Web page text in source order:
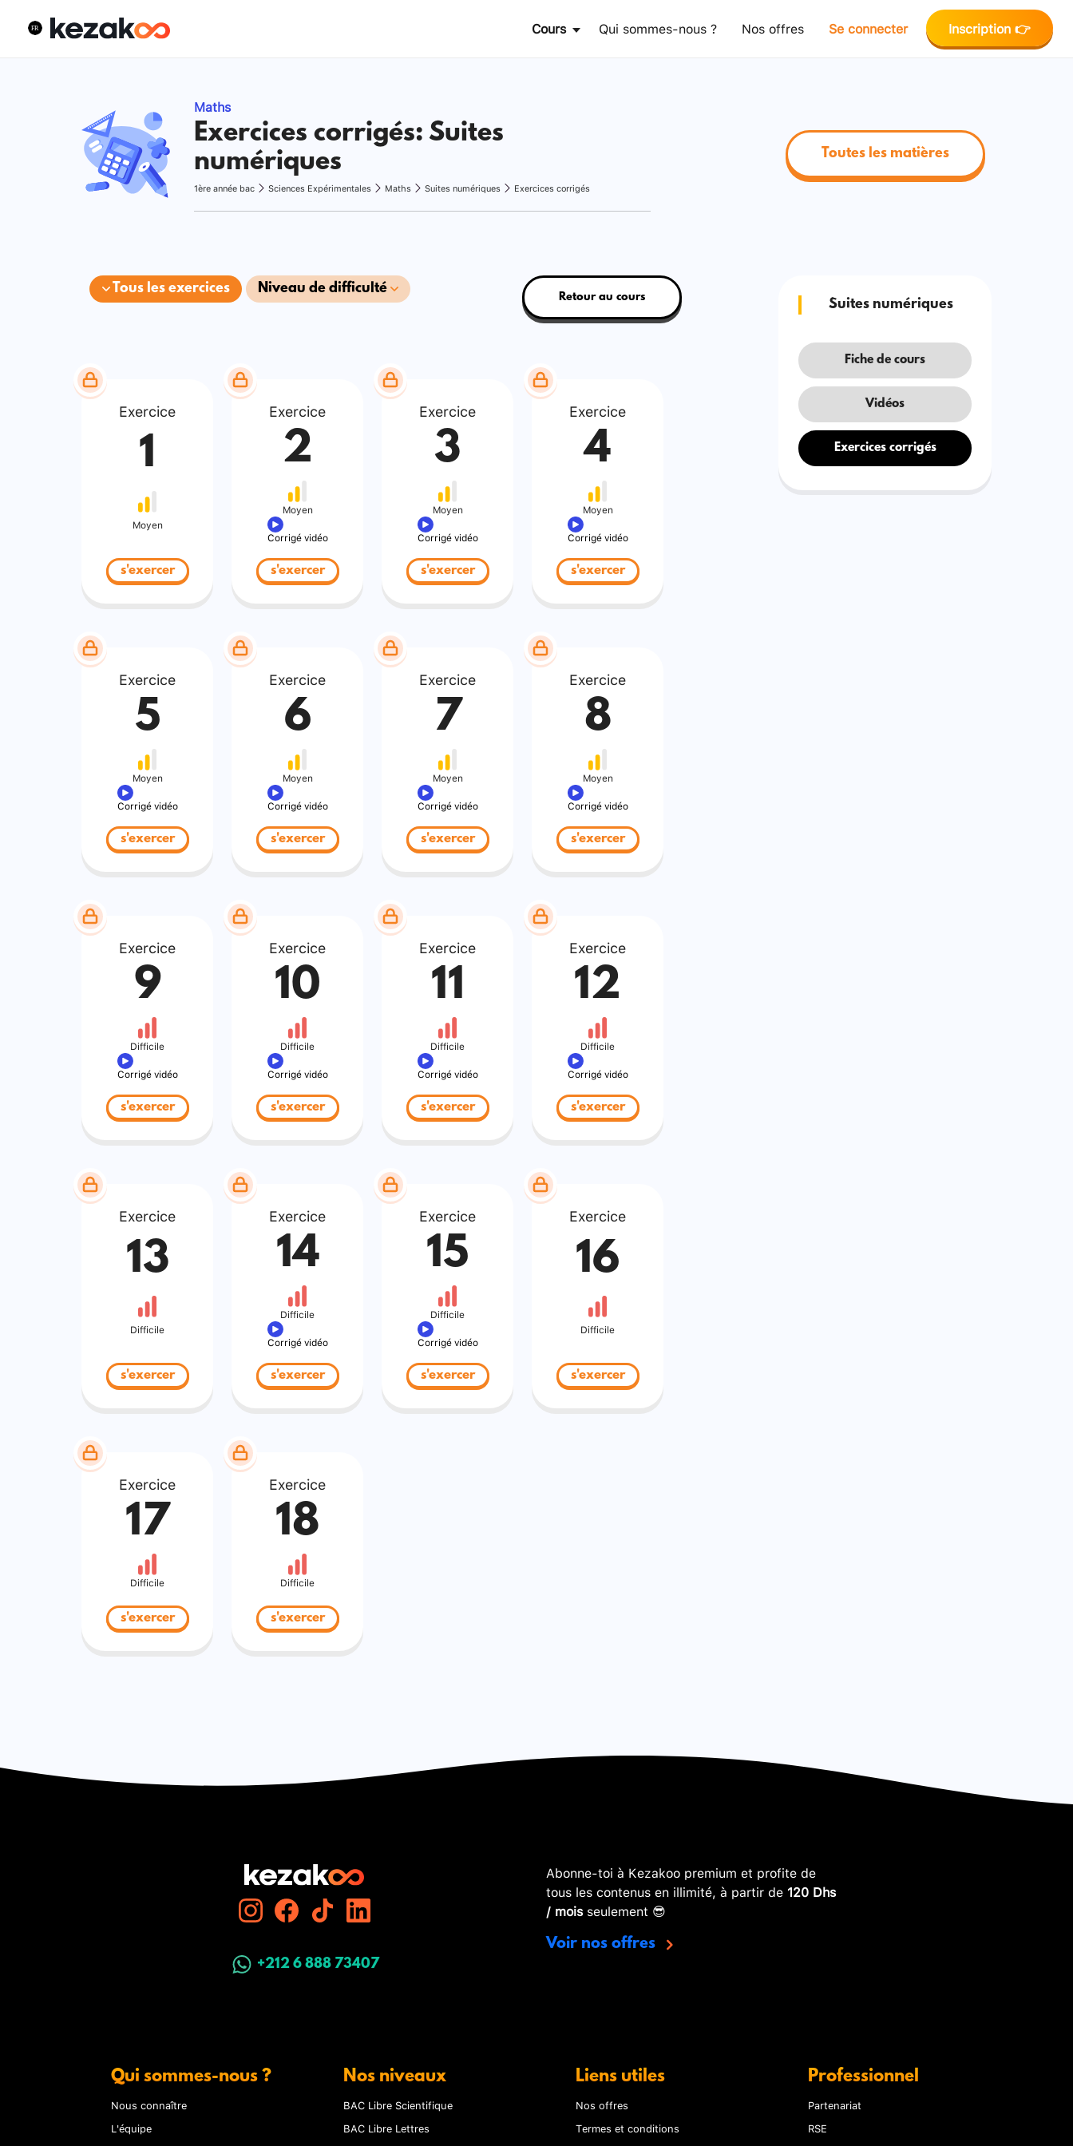
Cours Qui sommes-nous ? Nos offres Se connecter Inscription 👉
Maths
Exercices corrigés: Suites
numériques
1ère année bac Sciences Expérimentales Maths Suites numériques Exercices corrigés
Toutes les matières
Tous les exercices Niveau de difficulté
Retour au cours
Exercice
1
Moyen
s'exercer
Exercice
2
Moyen
Corrigé vidéo
s'exercer
Exercice
3
Moyen
Corrigé vidéo
s'exercer
Exercice
4
Moyen
Corrigé vidéo
s'exercer
Exercice
5
Moyen
Corrigé vidéo
s'exercer
Exercice
6
Moyen
Corrigé vidéo
s'exercer
Exercice
7
Moyen
Corrigé vidéo
s'exercer
Exercice
8
Moyen
Corrigé vidéo
s'exercer
Exercice
9
Difficile
Corrigé vidéo
s'exercer
Exercice
10
Difficile
Corrigé vidéo
s'exercer
Exercice
11
Difficile
Corrigé vidéo
s'exercer
Exercice
12
Difficile
Corrigé vidéo
s'exercer
Exercice
13
Difficile
s'exercer
Exercice
14
Difficile
Corrigé vidéo
s'exercer
Exercice
15
Difficile
Corrigé vidéo
s'exercer
Exercice
16
Difficile
s'exercer
Exercice
17
Difficile
s'exercer
Exercice
18
Difficile
s'exercer
Suites numériques
Fiche de cours
Vidéos
Exercices corrigés
+212 6 888 73407
Abonne-toi à Kezakoo premium et profite de
tous les contenus en illimité, à partir de 120 Dhs
/ moisseulement 😎
Voir nos offres
Qui sommes-nous ?
Nous connaître
L'équipe
Nos niveaux
BAC Libre Scientifique
BAC Libre Lettres
Liens utiles
Nos offres
Termes et conditions
Professionnel
Partenariat
RSE